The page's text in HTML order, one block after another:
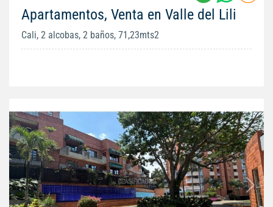
Apartamentos, Venta en Valle del Lili
Cali, 2 alcobas, 2 baños, 71,23mts2